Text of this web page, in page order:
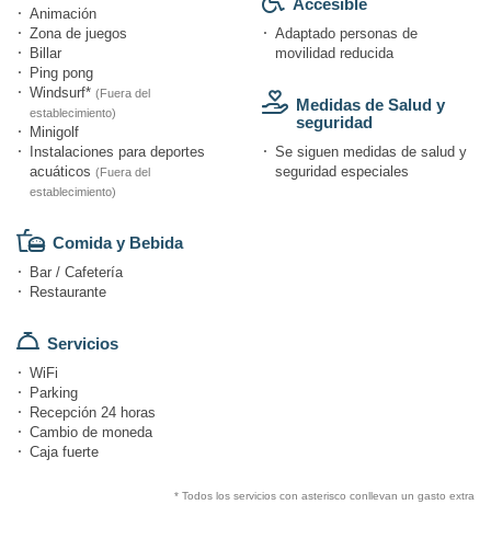
Animación
Zona de juegos
Billar
Ping pong
Windsurf* (Fuera del
establecimiento)
Minigolf
Instalaciones para deportes
acuáticos (Fuera del
establecimiento)
Comida y Bebida
Bar / Cafetería
Restaurante
Servicios
WiFi
Parking
Recepción 24 horas
Cambio de moneda
Caja fuerte
Accesible
Adaptado personas de
movilidad reducida
Medidas de Salud y
seguridad
Se siguen medidas de salud y
seguridad especiales
* Todos los servicios con asterisco conllevan un gasto extra